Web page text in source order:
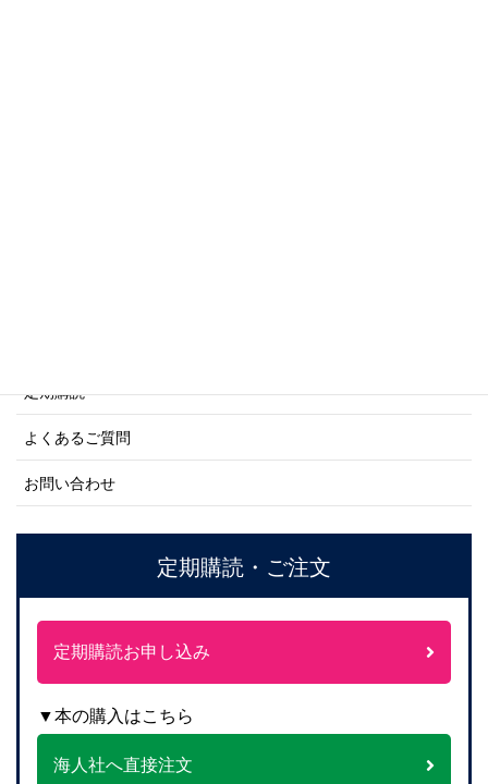
定期購読
よくあるご質問
お問い合わせ
定期購読・ご注文
定期購読お申し込み
▼本の購入はこちら
海人社へ直接注文